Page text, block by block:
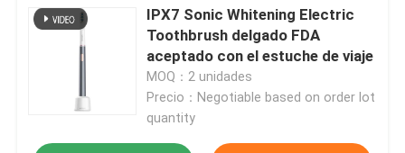
IPX7 Sonic Whitening Electric
Toothbrush delgado FDA
aceptado con el estuche de viaje
MOQ：2 unidades
Precio：Negotiable based on order lot
quantity